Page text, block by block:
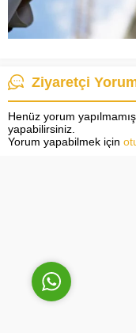
Ziyaretçi
Henüz yorum
yapabilirsiniz.
Yorum yapabilmek için
Cüneyt